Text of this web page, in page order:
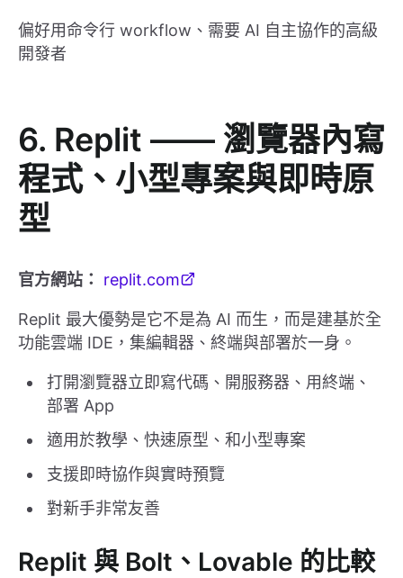
偏好用命令行 workflow、需要 AI 自主協作的高級
開發者
6. Replit —— 瀏覽器內寫
程式、小型專案與即時原
型
官方網站： replit.com
Replit 最大優勢是它不是為 AI 而生，而是建基於全
功能雲端 IDE，集編輯器、終端與部署於一身。
打開瀏覽器立即寫代碼、開服務器、用終端、
部署 App
適用於教學、快速原型、和小型專案
支援即時協作與實時預覽
對新手非常友善
Replit 與 Bolt、Lovable 的比較